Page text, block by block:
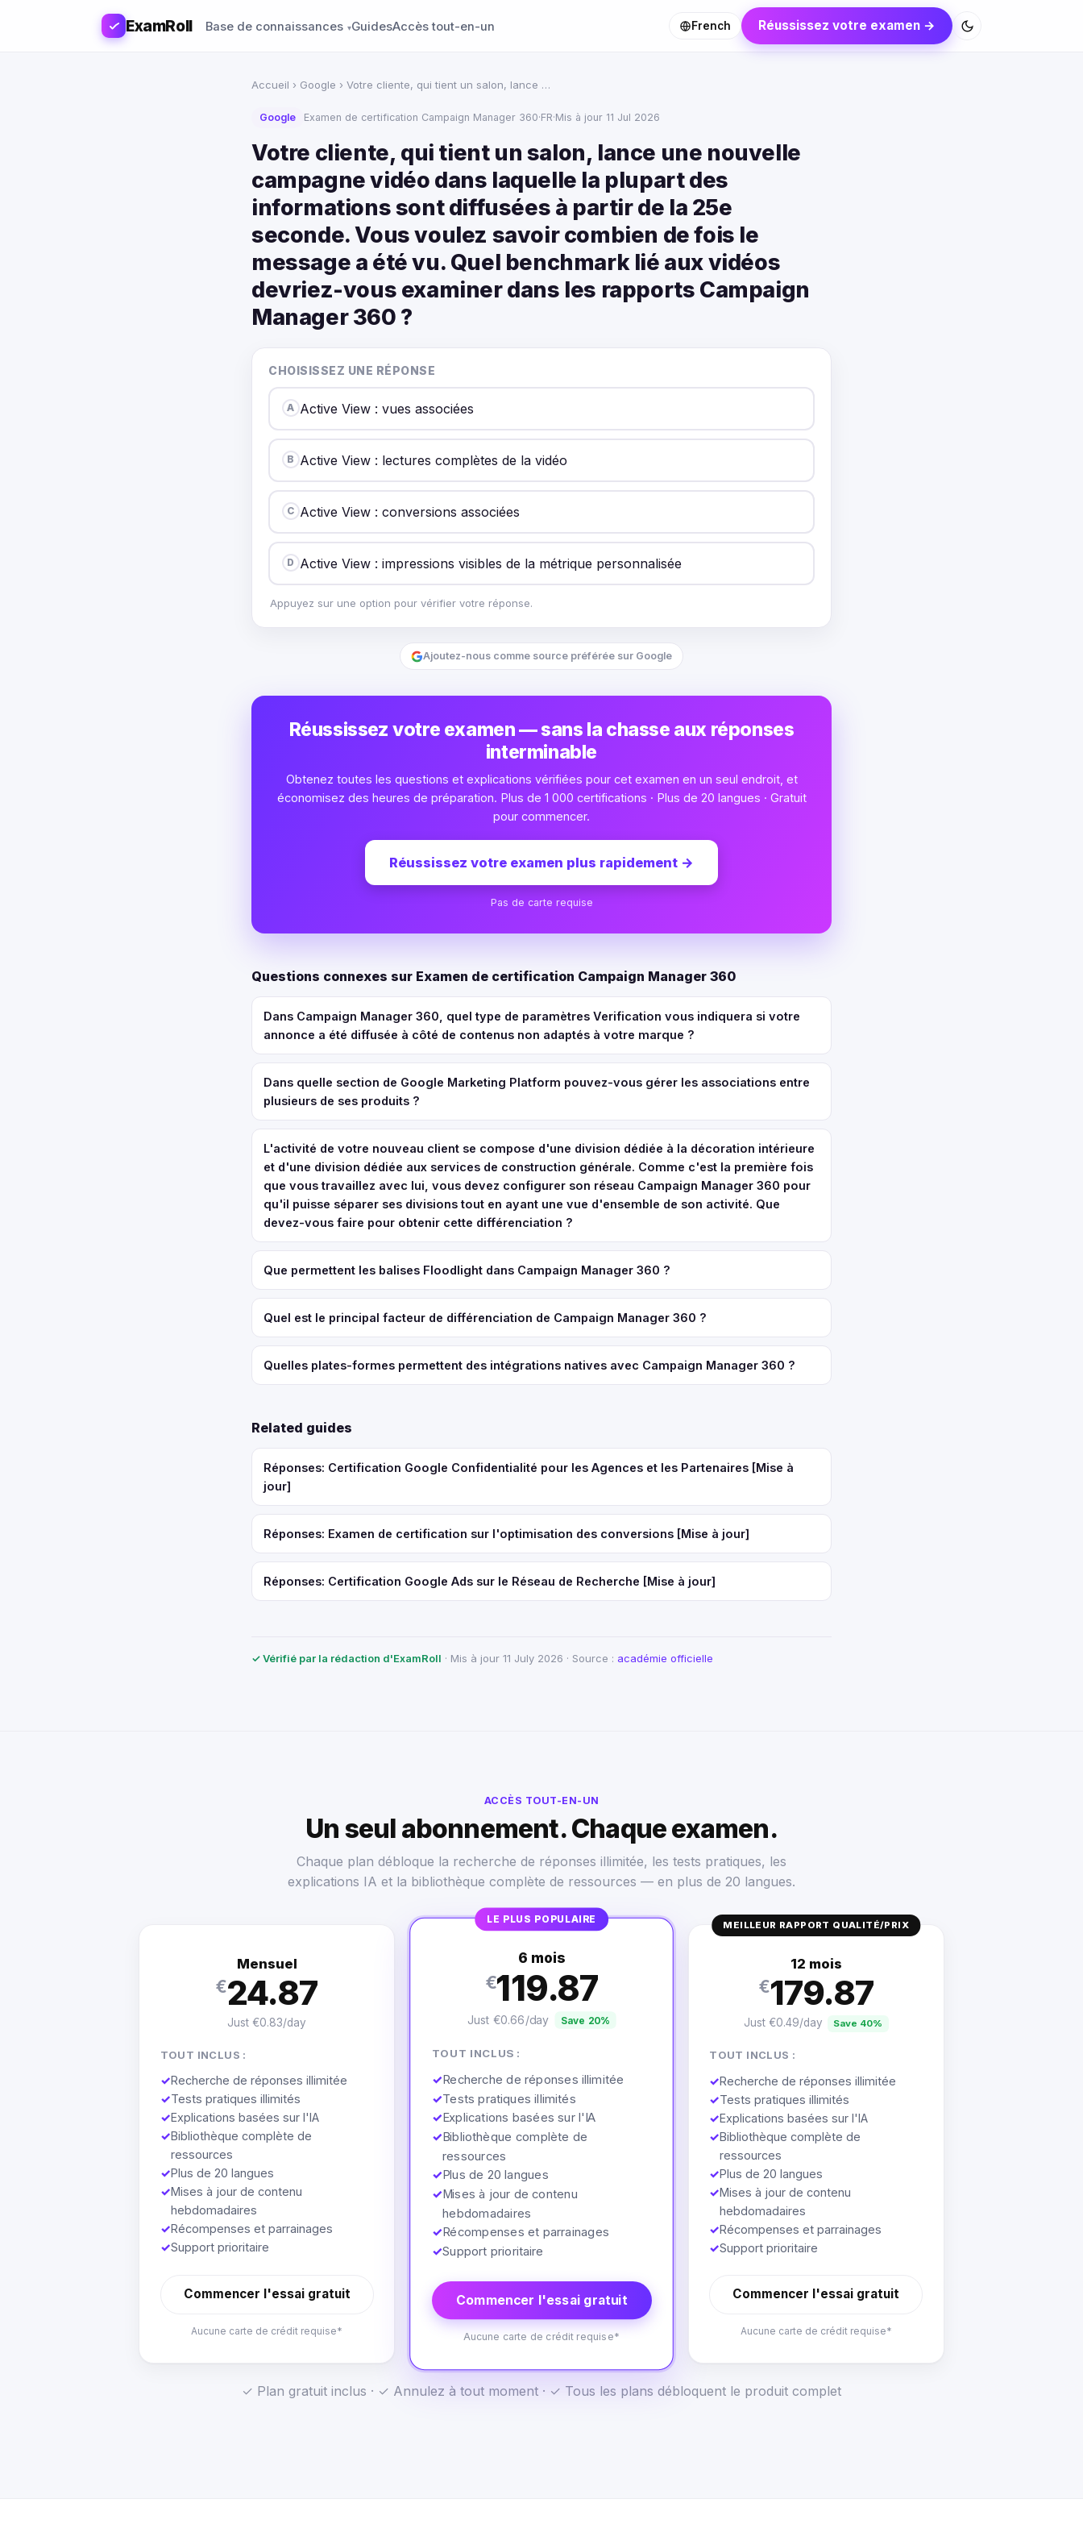
ExamRoll Base de connaissances GuidesAccès tout-en-un French Réussissez votre examen →
Accueil › Google › Votre cliente, qui tient un salon, lance …
Google Examen de certification Campaign Manager 360·FR·Mis à jour 11 Jul 2026
Votre cliente, qui tient un salon, lance une nouvelle
campagne vidéo dans laquelle la plupart des
informations sont diffusées à partir de la 25e
seconde. Vous voulez savoir combien de fois le
message a été vu. Quel benchmark lié aux vidéos
devriez-vous examiner dans les rapports Campaign
Manager 360 ?
CHOISISSEZ UNE RÉPONSE
A Active View : vues associées
B Active View : lectures complètes de la vidéo
C Active View : conversions associées
D Active View : impressions visibles de la métrique personnalisée
Appuyez sur une option pour vérifier votre réponse.
Ajoutez-nous comme source préférée sur Google
Réussissez votre examen — sans la chasse aux réponses
interminable
Obtenez toutes les questions et explications vérifiées pour cet examen en un seul endroit, et
économisez des heures de préparation. Plus de 1 000 certifications · Plus de 20 langues · Gratuit
pour commencer.
Réussissez votre examen plus rapidement →
Pas de carte requise
Questions connexes sur Examen de certification Campaign Manager 360
Dans Campaign Manager 360, quel type de paramètres Verification vous indiquera si votre
annonce a été diffusée à côté de contenus non adaptés à votre marque ?
Dans quelle section de Google Marketing Platform pouvez-vous gérer les associations entre
plusieurs de ses produits ?
L'activité de votre nouveau client se compose d'une division dédiée à la décoration intérieure
et d'une division dédiée aux services de construction générale. Comme c'est la première fois
que vous travaillez avec lui, vous devez configurer son réseau Campaign Manager 360 pour
qu'il puisse séparer ses divisions tout en ayant une vue d'ensemble de son activité. Que
devez-vous faire pour obtenir cette différenciation ?
Que permettent les balises Floodlight dans Campaign Manager 360 ?
Quel est le principal facteur de différenciation de Campaign Manager 360 ?
Quelles plates-formes permettent des intégrations natives avec Campaign Manager 360 ?
Related guides
Réponses: Certification Google Confidentialité pour les Agences et les Partenaires [Mise à
jour]
Réponses: Examen de certification sur l'optimisation des conversions [Mise à jour]
Réponses: Certification Google Ads sur le Réseau de Recherche [Mise à jour]
✓ Vérifié par la rédaction d'ExamRoll · Mis à jour 11 July 2026 · Source : académie officielle
ACCÈS TOUT-EN-UN
Un seul abonnement. Chaque examen.
Chaque plan débloque la recherche de réponses illimitée, les tests pratiques, les
explications IA et la bibliothèque complète de ressources — en plus de 20 langues.
Mensuel
€24.87
Just €0.83/day
TOUT INCLUS :
✓Recherche de réponses illimitée
✓Tests pratiques illimités
✓Explications basées sur l'IA
✓Bibliothèque complète de
ressources
✓Plus de 20 langues
✓Mises à jour de contenu
hebdomadaires
✓Récompenses et parrainages
✓Support prioritaire
Commencer l'essai gratuit
Aucune carte de crédit requise*
LE PLUS POPULAIRE
6 mois
€119.87
Just €0.66/day Save 20%
TOUT INCLUS :
✓Recherche de réponses illimitée
✓Tests pratiques illimités
✓Explications basées sur l'IA
✓Bibliothèque complète de
ressources
✓Plus de 20 langues
✓Mises à jour de contenu
hebdomadaires
✓Récompenses et parrainages
✓Support prioritaire
Commencer l'essai gratuit
Aucune carte de crédit requise*
MEILLEUR RAPPORT QUALITÉ/PRIX
12 mois
€179.87
Just €0.49/day Save 40%
TOUT INCLUS :
✓Recherche de réponses illimitée
✓Tests pratiques illimités
✓Explications basées sur l'IA
✓Bibliothèque complète de
ressources
✓Plus de 20 langues
✓Mises à jour de contenu
hebdomadaires
✓Récompenses et parrainages
✓Support prioritaire
Commencer l'essai gratuit
Aucune carte de crédit requise*
✓ Plan gratuit inclus · ✓ Annulez à tout moment · ✓ Tous les plans débloquent le produit complet